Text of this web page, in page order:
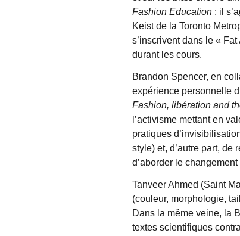
Fashion Education : il
Keist de la Toronto
s’inscrivent dans le «
durant les cours.
Brandon Spencer, en
expérience personnelle
Fashion, libération and
l’activisme mettant en
pratiques
style) et, d’autre part,
d’aborder le
Tanveer Ahmed (Saint
(couleur, morphologie,
Dans la même veine, la
textes scientifiques